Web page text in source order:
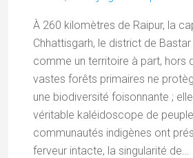
À 260 kilomètres de Raipur, la
Chhattisgarh, le district de
comme un territoire à part, hors
vastes forêts primaires ne
une biodiversité foisonnante ;
véritable kaléidoscope de
communautés indigènes ont
ferveur intacte, la singularité de…